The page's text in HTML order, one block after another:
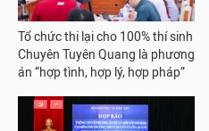
Tổ chức thi lại cho 100% thí sinh
Chuyên Tuyên Quang là phương
án “hợp tình, hợp lý, hợp pháp”